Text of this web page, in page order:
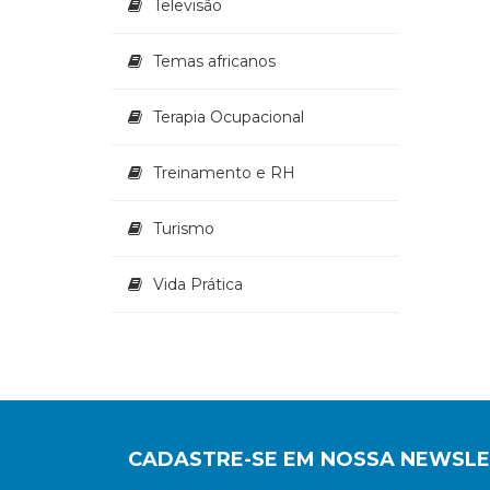
Televisão
Temas africanos
Terapia Ocupacional
Treinamento e RH
Turismo
Vida Prática
CADASTRE-SE EM NOSSA